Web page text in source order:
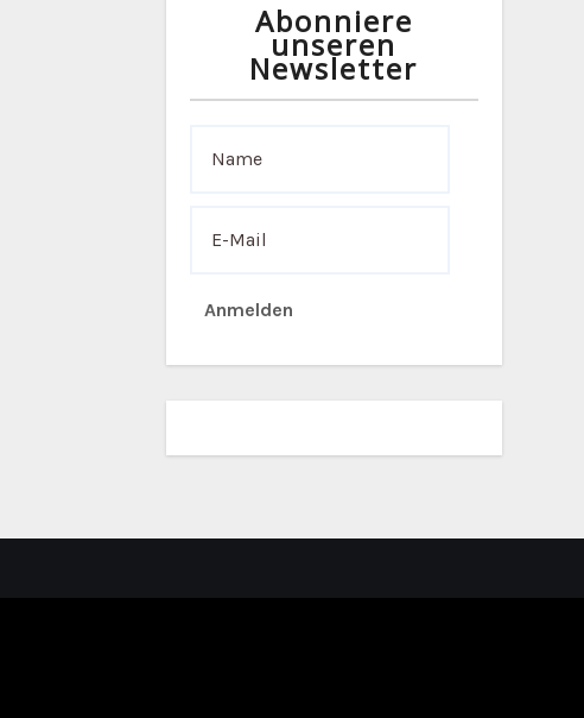
Abonniere
unseren
Newsletter
Anmelden